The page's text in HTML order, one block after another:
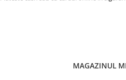
MAGAZINUL